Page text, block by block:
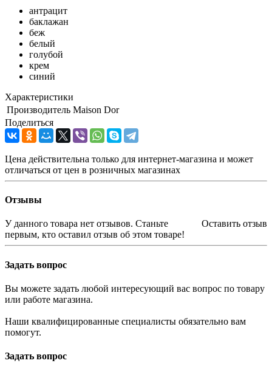
антрацит
баклажан
беж
белый
голубой
крем
синий
Характеристики
Производитель Maison Dor
Поделиться
Цена действительна только для интернет-магазина и может
отличаться от цен в розничных магазинах
Отзывы
Оставить отзыв
У данного товара нет отзывов. Станьте
первым, кто оставил отзыв об этом товаре!
Задать вопрос
Вы можете задать любой интересующий вас вопрос по товару
или работе магазина.
Наши квалифицированные специалисты обязательно вам
помогут.
Задать вопрос